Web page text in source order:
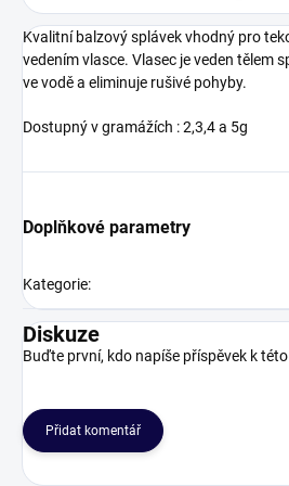
Kvalitní balzový splávek vhodný pro
vedením vlasce. Vlasec je veden tělem
ve vodě a eliminuje rušivé pohyby.
Dostupný v gramážích : 2,3,4 a 5g
Doplňkové parametry
Kategorie:
Diskuze
Buďte první, kdo napíše příspěvek k
Přidat komentář